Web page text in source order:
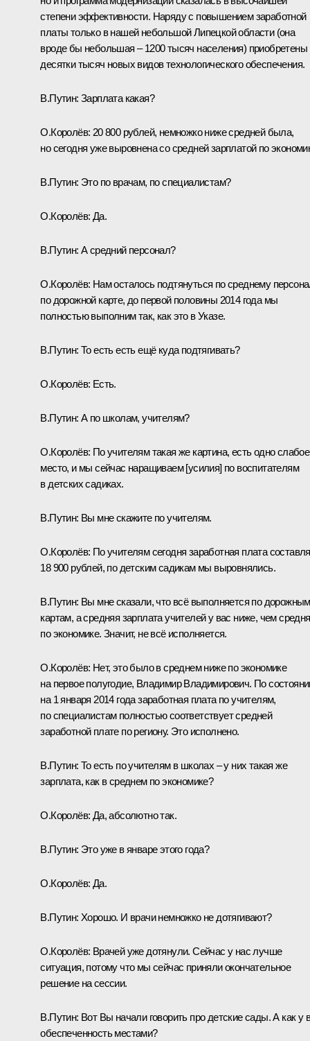
степени эффективности. Наряду с повышением заработной
платы только в нашей небольшой Липецкой области (она
вроде бы небольшая – 1200 тысяч населения) приобретены
десятки тысяч новых видов технологического обеспечения.
В.Путин: Зарплата какая?
О.Королёв: 20 800 рублей, немножко ниже средней была,
но сегодня уже выровнена со средней зарплатой по
В.Путин: Это по врачам, по специалистам?
О.Королёв: Да.
В.Путин: А средний персонал?
О.Королёв: Нам осталось подтянуться по среднему
по дорожной карте, до первой половины 2014 года мы
полностью выполним так, как это в Указе.
В.Путин: То есть есть ещё куда подтягивать?
О.Королёв: Есть.
В.Путин: А по школам, учителям?
О.Королёв: По учителям такая же картина, есть одно слабое
место, и мы сейчас наращиваем [усилия] по воспитателям
в детских садиках.
В.Путин: Вы мне скажите по учителям.
О.Королёв: По учителям сегодня заработная плата
18 900 рублей, по детским садикам мы выровнялись.
В.Путин: Вы мне сказали, что всё выполняется по дорожным
картам, а средняя зарплата учителей у вас ниже, чем
по экономике. Значит, не всё исполняется.
О.Королёв: Нет, это было в среднем ниже по экономике
на первое полугодие, Владимир Владимирович. По
на 1 января 2014 года заработная плата по учителям,
по специалистам полностью соответствует средней
заработной плате по региону. Это исполнено.
В.Путин: То есть по учителям в школах – у них такая же
зарплата, как в среднем по экономике?
О.Королёв: Да, абсолютно так.
В.Путин: Это уже в январе этого года?
О.Королёв: Да.
В.Путин: Хорошо. И врачи немножко не дотягивают?
О.Королёв: Врачей уже дотянули. Сейчас у нас лучше
ситуация, потому что мы сейчас приняли окончательное
решение на сессии.
В.Путин: Вот Вы начали говорить про детские сады. А как у
обеспеченность местами?